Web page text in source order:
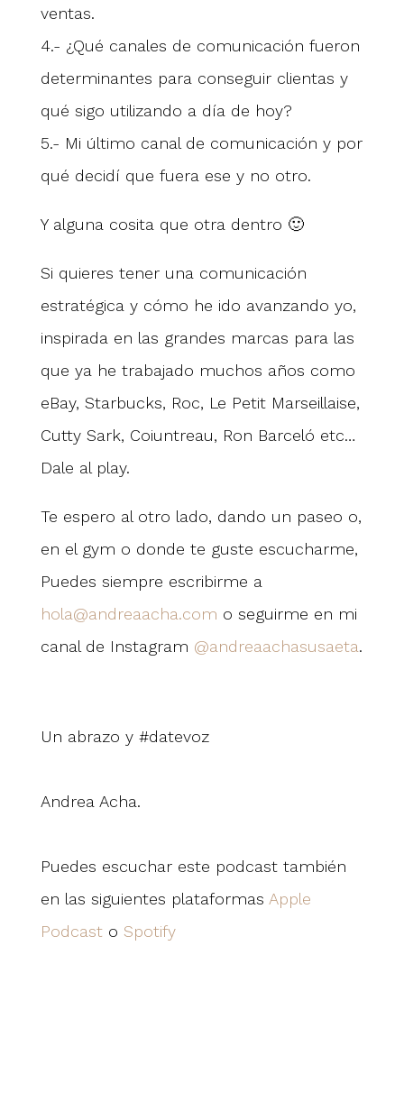
ventas.
4.- ¿Qué canales de comunicación fueron
determinantes para conseguir clientas y
qué sigo utilizando a día de hoy?
5.- Mi último canal de comunicación y por
qué decidí que fuera ese y no otro.
Y alguna cosita que otra dentro 🙂
Si quieres tener una comunicación
estratégica y cómo he ido avanzando yo,
inspirada en las grandes marcas para las
que ya he trabajado muchos años como
eBay, Starbucks, Roc, Le Petit Marseillaise,
Cutty Sark, Coiuntreau, Ron Barceló etc…
Dale al play.
Te espero al otro lado, dando un paseo o,
en el gym o donde te guste escucharme,
Puedes siempre escribirme a
hola@andreaacha.com o seguirme en mi
canal de Instagram @andreaachasusaeta.
Un abrazo y #datevoz
Andrea Acha.
Puedes escuchar este podcast también
en las siguientes plataformas Apple
Podcast o Spotify